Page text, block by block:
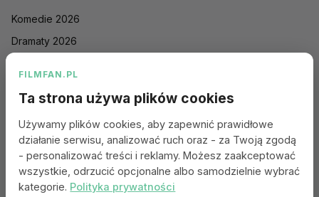
Komedie 2026
Dramaty 2026
Sci-Fi 2026
Animacje 2026
Romantyczne 2026
FILMFAN.PL
Ta strona używa plików cookies
Używamy plików cookies, aby zapewnić prawidłowe
działanie serwisu, analizować ruch oraz - za Twoją zgodą
- personalizować treści i reklamy. Możesz zaakceptować
wszystkie, odrzucić opcjonalne albo samodzielnie wybrać
kategorie. Polityka prywatności